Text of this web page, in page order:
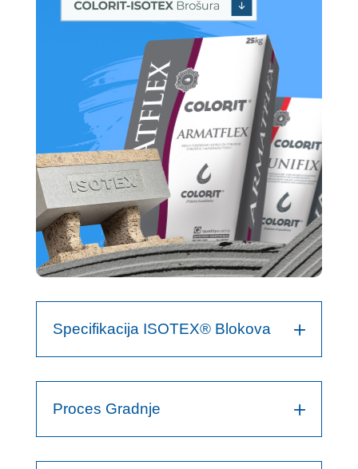
Specifikacija ISOTEX® Blokova
Proces Gradnje